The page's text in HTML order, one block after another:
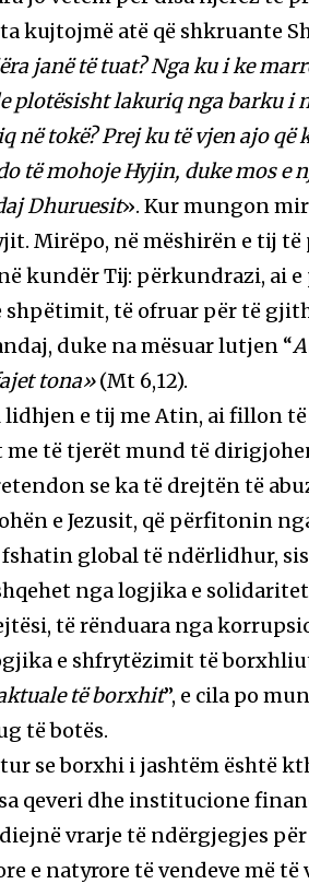
kujtojmë atë që shkruante
janë të tuat? Nga ku i ke
plotësisht lakuriq nga barku i
në tokë? Prej ku të vjen ajo që
të mohoje Hyjin, duke mos e
Dhuruesit». Kur mungon
Mirëpo, në mëshirën e tij
kundër Tij: përkundrazi, ai
shpëtimit, të ofruar për të
duke na mësuar lutjen “
tona»(Mt 6,12).
e tij me Atin, ai fillon të
të tjerët mund të
se ka të drejtën të
e Jezusit, që përfitonin
fshatin global të ndërlidhur,
nga logjika e
të rënduara nga
e shfrytëzimit të
të borxhit”, e cila po
të botës.
se borxhi i jashtëm është
qeveri dhe institucione
vrarje të ndërgjegjes
e natyrore të vendeve më të